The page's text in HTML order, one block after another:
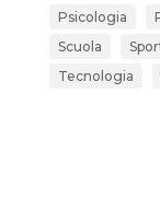
Psicologia
Scuola
Tecnologia